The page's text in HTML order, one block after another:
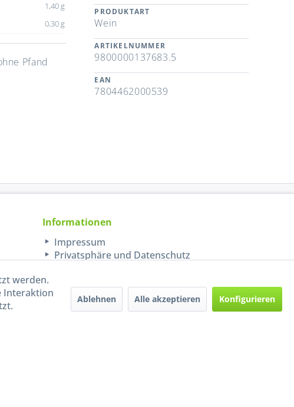
1,40 g
0,30 g
Pfand
PRODUKTART
Wein
ARTIKELNUMMER
9800000137683.5
EAN
7804462000539
Informationen
Impressum
Privatsphäre und Datenschutz
werden.
Interaktion
Ablehnen Alle akzeptieren Konfigurieren